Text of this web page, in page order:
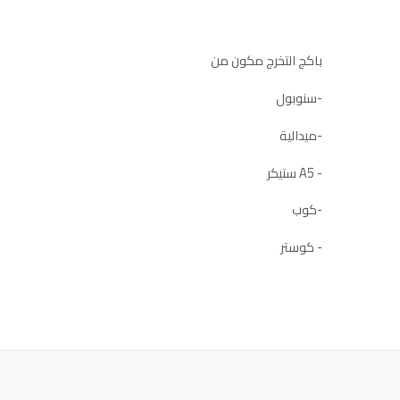
باكج التخرج مكون من
-سنوبول
-ميدالية
- A5 ستيكر
-كوب
- كوستر